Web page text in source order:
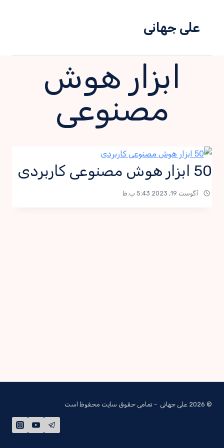
علی جهانی
ابزار هوش
مصنوعی
50 ابزار هوش مصنوعی کاربردی
آگوست 19, 2023 5:43 ب.ظ
© 2026 علی جهانی - تمامی حقوق سایت محفوظ است